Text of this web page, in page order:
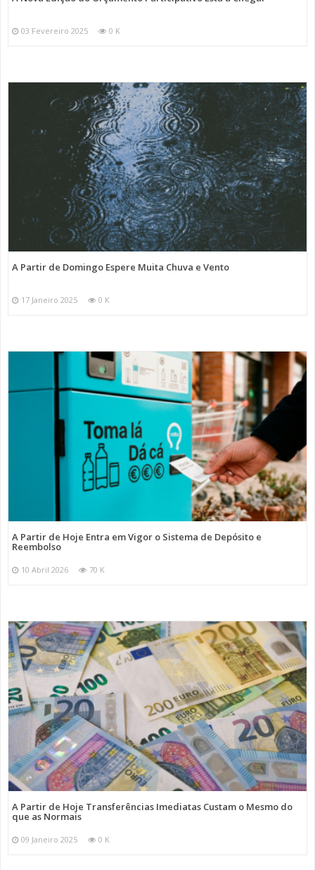
03 Fevereiro 2025 0 K
A Partir de Domingo Espere Muita Chuva e Vento
17 Janeiro 2025 0 K
A Partir de Hoje Entra em Vigor o Sistema de Depósito e
Reembolso
10 Abril 2026 70 K
A Partir de Hoje Transferências Imediatas Custam o Mesmo do
que as Normais
09 Janeiro 2025 0 K